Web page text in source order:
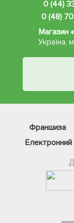
0 (44)
0 (48)
Магазин
Україна,
Франшиза